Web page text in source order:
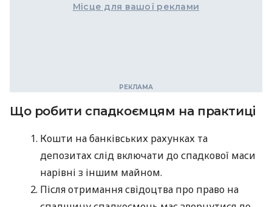
Місце для вашої реклами
Що робити спадкоємцям на практиці
Кошти на банківських рахунках та
депозитах слід включати до спадкової маси
нарівні з іншим майном.
Після отримання свідоцтва про право на